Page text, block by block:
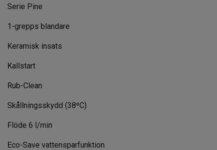
Serie Pine
1-grepps blandare
Keramisk insats
Kallstart
Rub-Clean
Skållningsskydd (38ºC)
Flöde 6 l/min
Eco-Save vattensparfunktion